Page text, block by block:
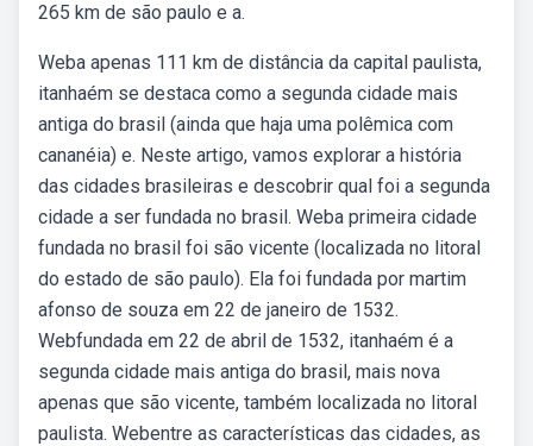
265 km de são paulo e a.
Weba apenas 111 km de distância da capital paulista,
itanhaém se destaca como a segunda cidade mais
antiga do brasil (ainda que haja uma polêmica com
cananéia) e. Neste artigo, vamos explorar a história
das cidades brasileiras e descobrir qual foi a segunda
cidade a ser fundada no brasil. Weba primeira cidade
fundada no brasil foi são vicente (localizada no litoral
do estado de são paulo). Ela foi fundada por martim
afonso de souza em 22 de janeiro de 1532.
Webfundada em 22 de abril de 1532, itanhaém é a
segunda cidade mais antiga do brasil, mais nova
apenas que são vicente, também localizada no litoral
paulista. Webentre as características das cidades, as